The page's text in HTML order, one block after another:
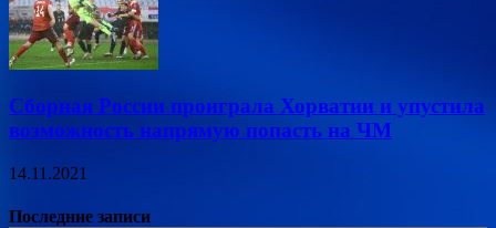
Сборная России проиграла Хорватии и упустила
возможность напрямую попасть на ЧМ
14.11.2021
Последние записи